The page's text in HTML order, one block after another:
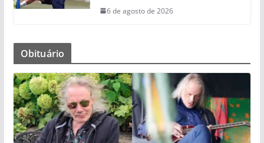
6 de agosto de 2026
Obituário